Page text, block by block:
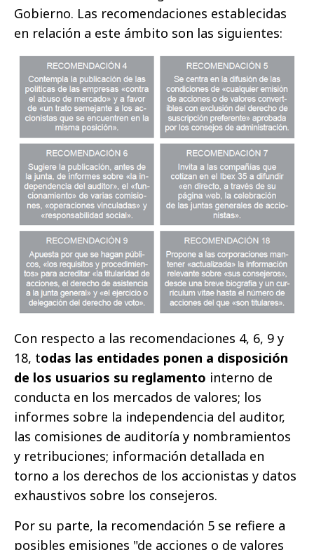
Gobierno. Las recomendaciones establecidas
en relación a este ámbito son las siguientes:
Con respecto a las recomendaciones 4, 6, 9 y
18, todas las entidades ponen a disposición
de los usuarios su reglamento interno de
conducta en los mercados de valores; los
informes sobre la independencia del auditor,
las comisiones de auditoría y nombramientos
y retribuciones; información detallada en
torno a los derechos de los accionistas y datos
exhaustivos sobre los consejeros.
Por su parte, la recomendación 5 se refiere a
posibles emisiones "de acciones o de valores